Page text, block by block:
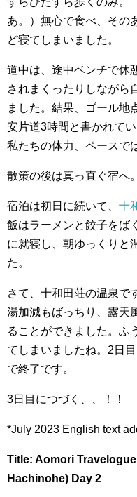
あ。）無心で食べ、その
ど寝てしまいました。
道中は、途中ベンチで休
されまくったりしながら
ました。結果、ゴール地
安片道3時間と書かれて
私たちの体力、ペースで
散策の後は真っ直ぐ宿へ。
宿泊は初日に続いて、 十
飯はラーメンと餃子をば
に就寝し、朝ゆっくりと
た。
さて、十和田荘の温泉で
湯加減もばっちり、露天
ることができました。ふ
てしまいましたね。2日
で終了です。
3日目につづく、、！！
*July 2023 English text
Title: Aomori
Hachinohe) Day 2